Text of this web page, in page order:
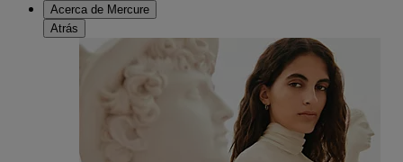
Acerca de Mercure
Atrás